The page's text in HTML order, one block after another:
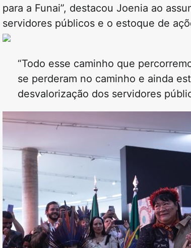
para a Funai”, destacou Joenia ao
servidores públicos e o estoque de
“Todo esse caminho que
se perderam no caminho e ainda
desvalorização dos servidores